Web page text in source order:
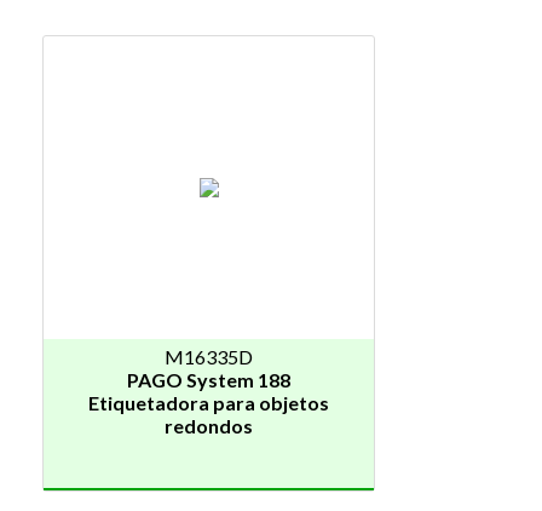
M16335D
PAGO System 188
Etiquetadora para objetos
redondos